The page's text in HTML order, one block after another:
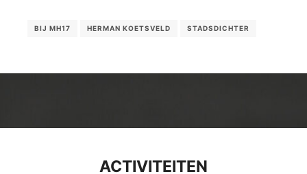
BIJ MH17 HERMAN KOETSVELD STADSDICHTER
ACTIVITEITEN